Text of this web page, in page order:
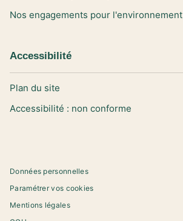
Nos engagements pour l'environnement
Accessibilité
Plan du site
Accessibilité : non conforme
Données personnelles
Paramétrer vos cookies
Mentions légales